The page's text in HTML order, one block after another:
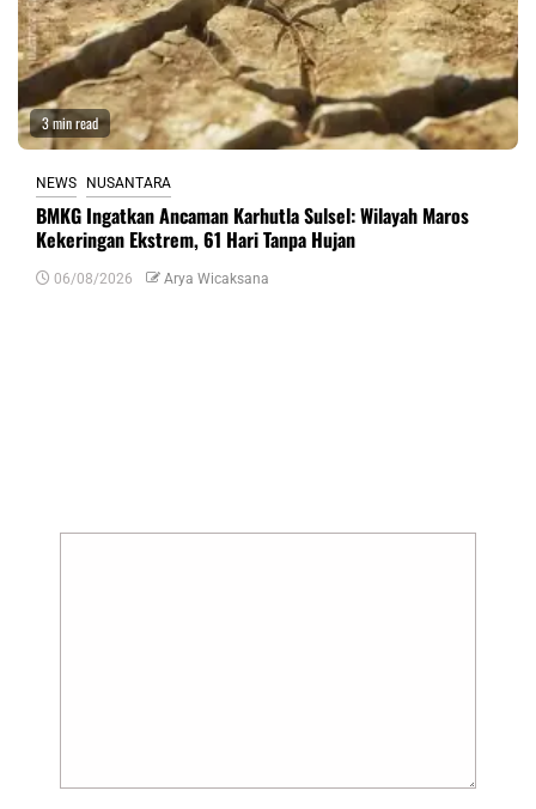
3 min read
NEWS NUSANTARA
BMKG Ingatkan Ancaman Karhutla Sulsel: Wilayah Maros
Kekeringan Ekstrem, 61 Hari Tanpa Hujan
06/08/2026 Arya Wicaksana